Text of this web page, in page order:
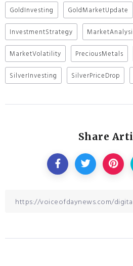
GoldInvesting GoldMarketUpdate
InvestmentStrategy
MarketVolatility PreciousMetals
SilverInvesting SilverPriceDrop
Share